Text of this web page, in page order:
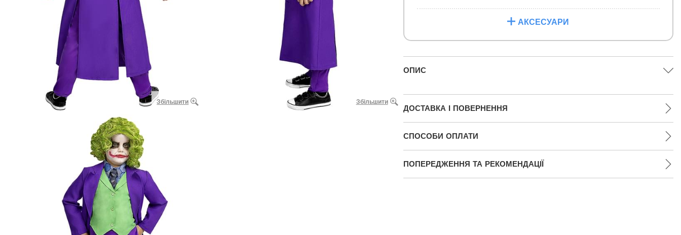
Збільшити Збільшити
АКСЕСУАРИ
ОПИС
ДОСТАВКА І ПОВЕРНЕННЯ
СПОСОБИ ОПЛАТИ
ПОПЕРЕДЖЕННЯ ТА РЕКОМЕНДАЦІЇ